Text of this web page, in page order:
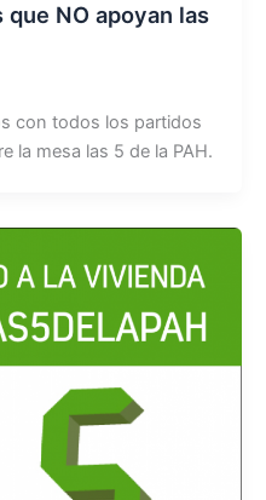
NO apoyan las
con todos los partidos
la mesa las 5 de la PAH.